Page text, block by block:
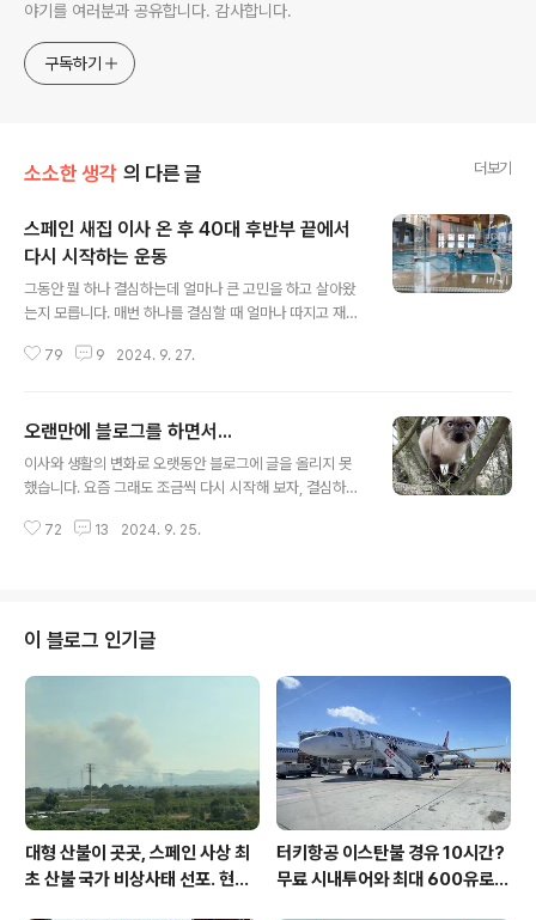
야기를 여러분과 공유합니다. 감사합니다.
구독하기
소소한 생각 의 다른 글 더보기
스페인 새집 이사 온 후 40대 후반부 끝에서
다시 시작하는 운동
그동안 뭘 하나 결심하는데 얼마나 큰 고민을 하고 살아왔
는지 모릅니다. 매번 하나를 결심할 때 얼마나 따지고 재는
이 많았는지 모릅니다. 제삼자의 눈으로 보면 별 것 아닌 것
심하는 부분들도 많아졌습니다. 하지만, 제가 너무 오래 고
산에서 살아 그런지, 이사 오고 난 후 세상 밖으로 나가는
일이 예전처럼 쉽지 않았습니다. 남편이 옆에 동행해 줘야
정이 앞섭니다. 이사 온 곳은 한 번도 살아본 적이 없는 곳
79 9 2024. 9. 27.
오랜만에 블로그를 하면서...
이사와 생활의 변화로 오랫동안 블로그에 글을 올리지 못
했습니다. 요즘 그래도 조금씩 다시 시작해 보자, 결심하면
있지요. 매일매일은 아니지만, 그래도 3,4일에 한 번씩 글
😆 오랜만에 다시 블로그를 시작하니 티스토리의 인터페
이스나 기능이 좀 변했더라고요. 트렌드도 많이 변했고, 요
즘은 여행, 맛집과 카페 등의 정보가 대부분 트렌드로 이어
지는 듯해요. 아마도 코로나 이후의 사람들 관심사도 많이
변했다고 느껴지기도 하고요. 순전히 개인적인 느낌입니
72 13 2024. 9. 25.
이 블로그 인기글
대형 산불이 곳곳, 스페인 사상 최
초 산불 국가 비상사태 선포. 현지
터키항공 이스탄불 경유 10시간?
무료 시내투어와 최대 600유로